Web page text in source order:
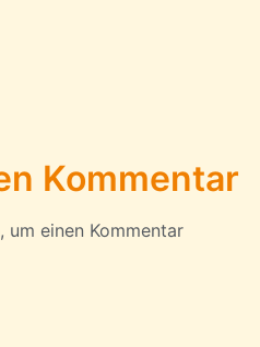
Kommentar
um einen Kommentar